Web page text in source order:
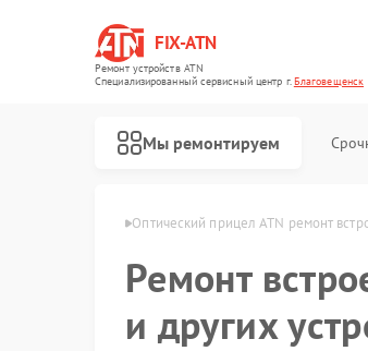
FIX-ATN
Ремонт устройств ATN
Специализированный cервисный центр г.Благовещенск
Мы ремонтируем
в Благовещенске Оптический прицел ATN ремонт
Ремонт
и других